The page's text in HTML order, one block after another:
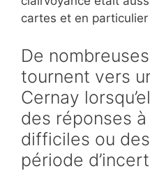
cartes et en
De
tournent vers
Cernay
des réponses
difficiles ou
période